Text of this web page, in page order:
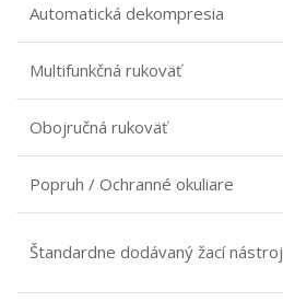
Automatická dekompresia
Multifunkčná rukoväť
Obojručná rukoväť
Popruh / Ochranné okuliare
Štandardne dodávaný žací nástroj